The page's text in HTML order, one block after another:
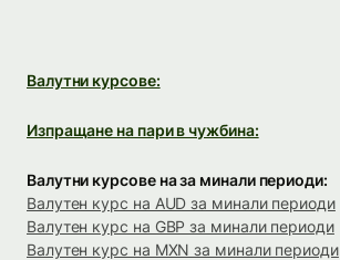
Валутни курсове:
Изпращане на пари в чужбина:
Валутни курсове на за минали периоди:
Валутен курс на AUD за минали периоди
Валутен курс на GBP за минали периоди
Валутен курс на MXN за минали периоди